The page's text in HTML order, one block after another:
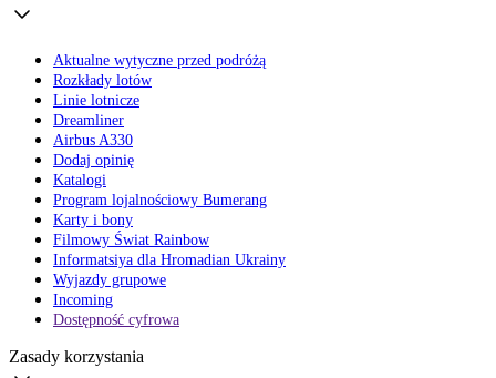
Aktualne wytyczne przed podróżą
Rozkłady lotów
Linie lotnicze
Dreamliner
Airbus A330
Dodaj opinię
Katalogi
Program lojalnościowy Bumerang
Karty i bony
Filmowy Świat Rainbow
Informatsiya dla Hromadian Ukrainy
Wyjazdy grupowe
Incoming
Dostępność cyfrowa
Zasady korzystania